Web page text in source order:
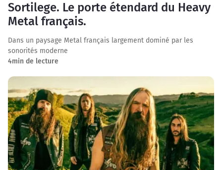
Sortilege. Le porte étendard du Heavy
Metal français.
Dans un paysage Metal français largement dominé par les
sonorités moderne
4min de lecture